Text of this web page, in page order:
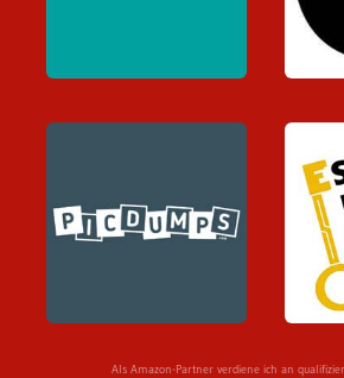
Als Amazon-Partner verdiene ich an